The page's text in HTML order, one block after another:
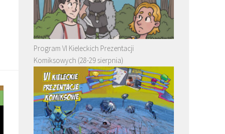
Program VI Kieleckich Prezentacji
Komiksowych (28-29 sierpnia)